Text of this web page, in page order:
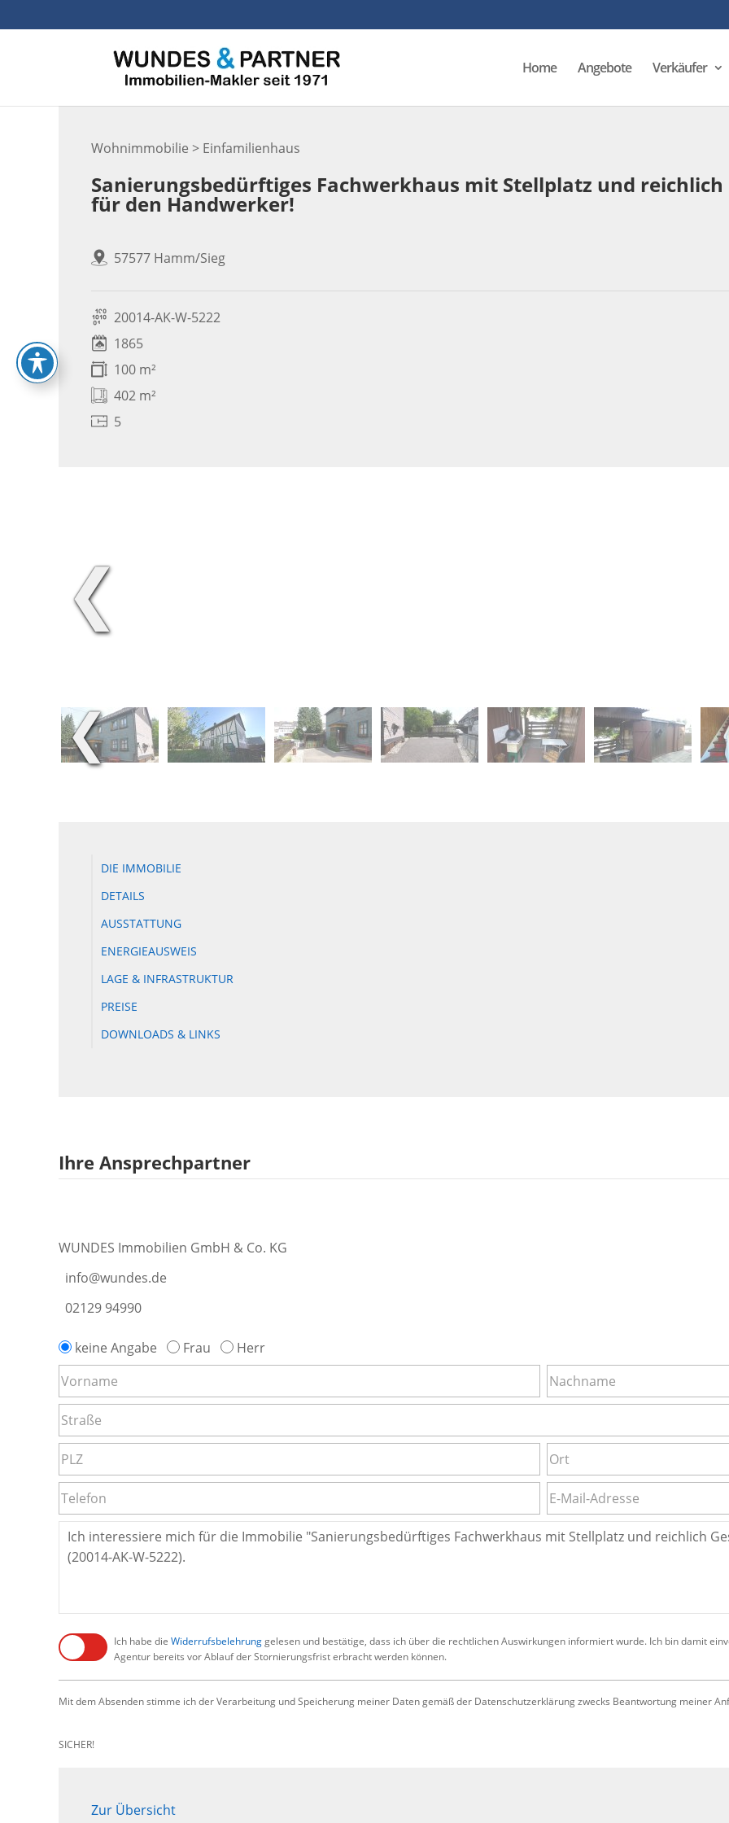
Home Angebote Verkäufer
Wohnimmobilie > Einfamilienhaus
Sanierungsbedürftiges Fachwerkhaus mit Stellplatz und
für den Handwerker!
57577 Hamm/Sieg
20014-AK-W-5222
1865
100 m²
402 m²
5
❮
❮
DIE IMMOBILIE
DETAILS
AUSSTATTUNG
ENERGIEAUSWEIS
LAGE & INFRASTRUKTUR
PREISE
DOWNLOADS & LINKS
Ihre Ansprechpartner
WUNDES Immobilien GmbH & Co. KG
info@wundes.de
02129 94990
keine Angabe Frau Herr
Ich habe die Widerrufsbelehrunggelesen und bestätige, dass ich über die rechtlichen Auswirkungen informiert wurde. Ich bin damit
Agentur bereits vor Ablauf der Stornierungsfrist erbracht werden können.
Mit dem Absenden stimme ich der Verarbeitung und Speicherung meiner Daten gemäß der Datenschutzerklärung zwecks Beantwortung meiner
SICHER!
Zur Übersicht